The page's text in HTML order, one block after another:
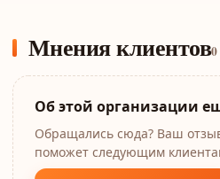
Мнения клиентов0
Об этой организации
Обращались сюда? Ваш
поможет следующим